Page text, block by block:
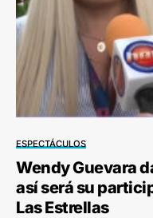
ESPECTÁCULOS
Wendy Guevara
así será su
Las Estrellas